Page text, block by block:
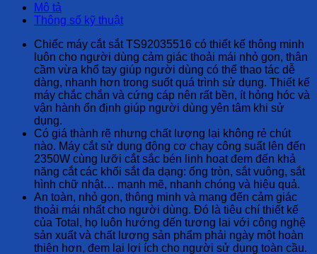
Mô tả
Thông số kỹ thuật
Chiếc máy cắt sắt TS92035516 có thiết kế thông minh
luôn cho người dùng cảm giác thoải mái nhỏ gọn, thân
cầm vừa khổ tay giúp người dùng có thể thao tác dễ
dàng, nhanh hơn trong suốt quá trình sử dụng. Thiết kế
máy chắc chắn và cứng cáp nên rất bền, ít hỏng hóc và
vận hành ổn định giúp người dùng yên tâm khi sử
dụng.
Có giá thành rẽ nhưng chất lượng lại không rẻ chút
nào. Máy cắt sử dụng động cơ chạy công suất lên đến
2350W cùng lưỡi cắt sắc bén linh hoạt đem đến khả
năng cắt các khối sắt đa dạng: ống tròn, sắt vuông, sắt
hình chữ nhật… mạnh mẽ, nhanh chóng và hiệu quả.
An toàn, nhỏ gọn, thông minh và mang đến cảm giác
thoải mái nhất cho người dùng. Đó là tiêu chí thiết kế
của Total, họ luôn hướng đến tương lai với công nghệ
sản xuất và chất lượng sản phẩm phải ngày một hoàn
thiện hơn, đem lại lợi ích cho người sử dụng toàn cầu.